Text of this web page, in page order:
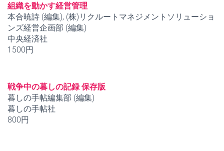
組織を動かす経営管理
本合暁詩 (編集), (株)リクルートマネジメントソリューショ
ンズ経営企画部 (編集)
中央経済社
1500円
戦争中の暮しの記録 保存版
暮しの手帖編集部 (編集)
暮しの手帖社
800円